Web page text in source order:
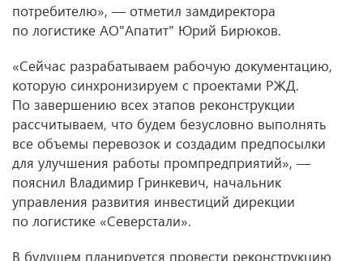
потребителю», — отметил замдиректора
по логистике АО"Апатит" Юрий Бирюков.
«Сейчас разрабатываем рабочую документацию,
которую синхронизируем с проектами РЖД.
По завершению всех этапов реконструкции
рассчитываем, что будем безусловно выполнять
все объемы перевозок и создадим предпосылки
для улучшения работы промпредприятий», —
пояснил Владимир Гринкевич, начальник
управления развития инвестиций дирекции
по логистике «Северстали».
В будущем планируется провести реконструкцию